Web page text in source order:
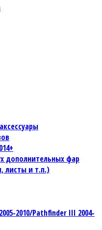
дополнительных фар
листы и т.п.)
2010/Pathfinder III 2004-